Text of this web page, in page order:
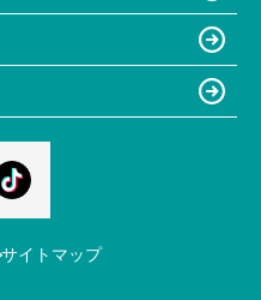
サイトマップ